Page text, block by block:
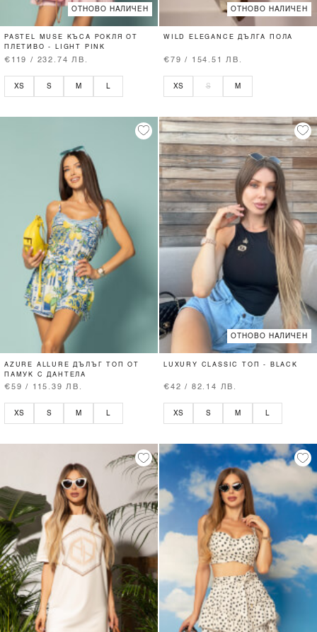
ОТНОВО НАЛИЧЕН
PASTEL MUSE КЪСА РОКЛЯ ОТ
ПЛЕТИВО - LIGHT PINK
€119 / 232.74 ЛВ.
XS S M
ОТНОВО НАЛИЧЕН
WILD ELEGANCE ДЪЛГА ПОЛА
€79 / 154.51 ЛВ.
XS S M
AZURE ALLURE ДЪЛЪГ ТОП ОТ
ПАМУК С ДАНТЕЛА
€59 / 115.39 ЛВ.
XS S M L
ОТНОВО НАЛИЧЕН
LUXURY CLASSIC ТОП - BLACK
€42 / 82.14 ЛВ.
XS S M L